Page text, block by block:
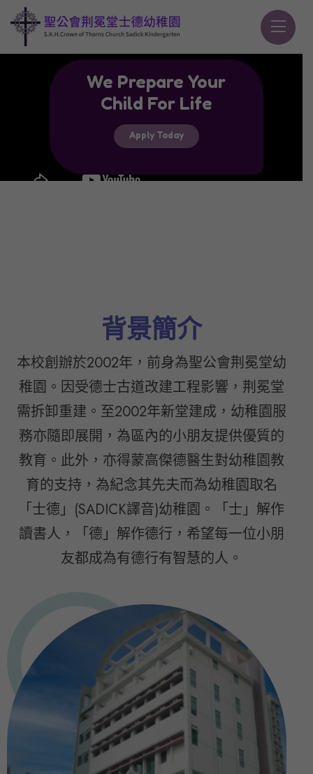
We Prepare Your
Child For Life
Apply Today
背景簡介
本校創辦於2002年，前身為聖公會荆冕堂幼
稚園。因受德士古道改建工程影響，荆冕堂
需拆卸重建。至2002年新堂建成，幼稚園服
務亦隨即展開，為區內的小朋友提供優質的
教育。此外，亦得蒙高傑德醫生對幼稚園教
育的支持，為紀念其先夫而為幼稚園取名
「士德」(SADICK譯音)幼稚園。「士」解作
讀書人，「德」解作德行，希望每一位小朋
友都成為有德行有智慧的人。